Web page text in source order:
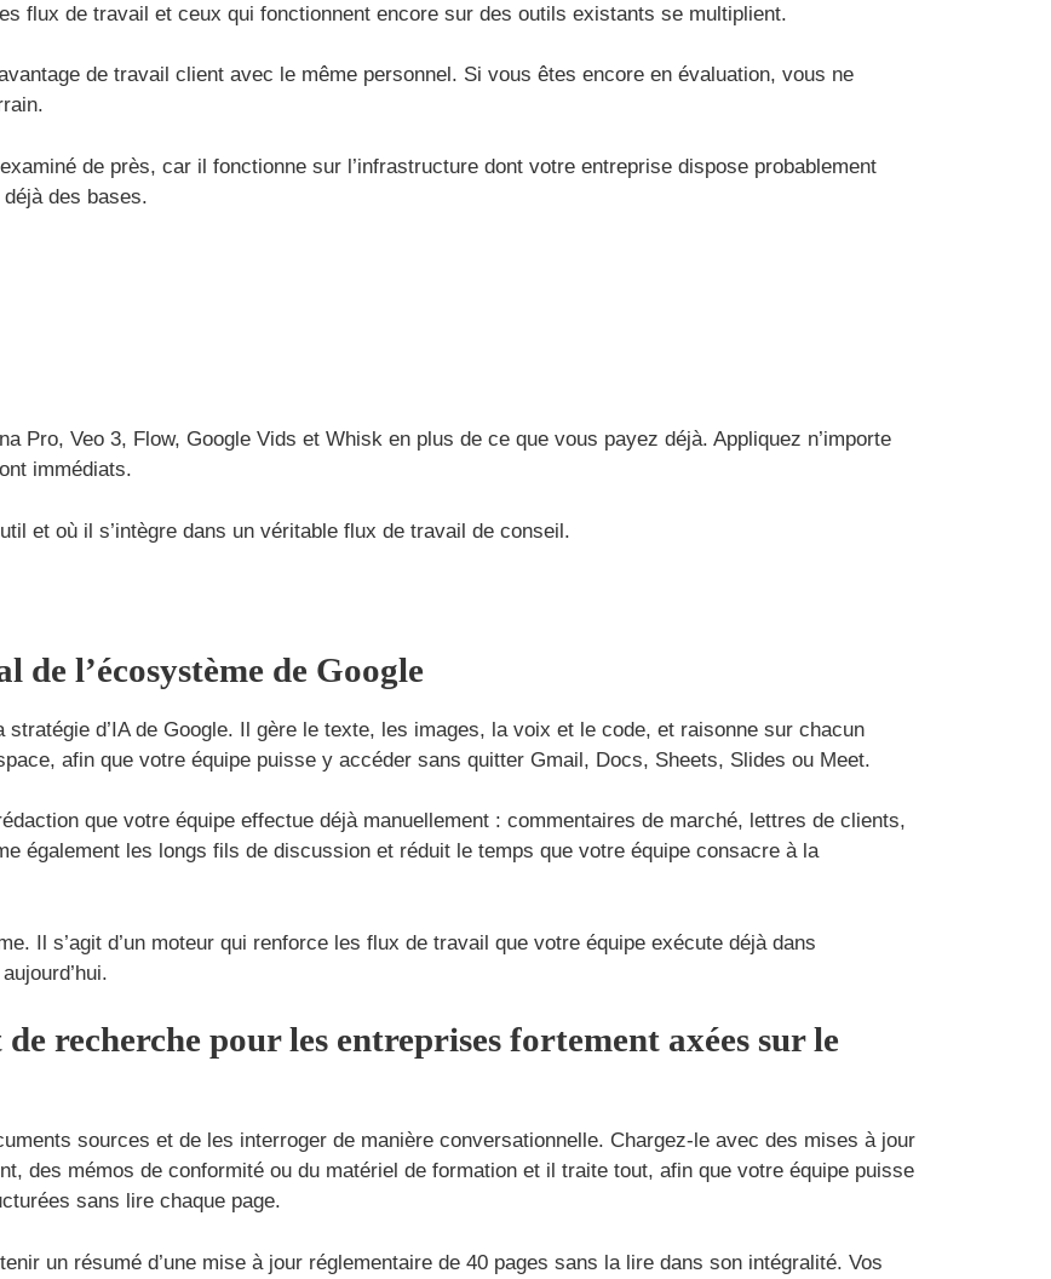
flux de travail et ceux qui fonctionnent encore sur des outils existants se multiplient.
de travail client avec le même personnel. Si vous êtes encore en évaluation, vous ne
examiné de près, car il fonctionne sur l’infrastructure dont votre entreprise dispose probablement
des bases.
Pro, Veo 3, Flow, Google Vids et Whisk en plus de ce que vous payez déjà. Appliquez n’importe
immédiats.
et où il s’intègre dans un véritable flux de travail de conseil.
l’écosystème de Google
d’IA de Google. Il gère le texte, les images, la voix et le code, et raisonne sur chacun
afin que votre équipe puisse y accéder sans quitter Gmail, Docs, Sheets, Slides ou Meet.
que votre équipe effectue déjà manuellement : commentaires de marché, lettres de clients,
également les longs fils de discussion et réduit le temps que votre équipe consacre à la
Il s’agit d’un moteur qui renforce les flux de travail que votre équipe exécute déjà dans
recherche pour les entreprises fortement axées sur le
sources et de les interroger de manière conversationnelle. Chargez-le avec des mises à jour
des mémos de conformité ou du matériel de formation et il traite tout, afin que votre équipe puisse
sans lire chaque page.
un résumé d’une mise à jour réglementaire de 40 pages sans la lire dans son intégralité. Vos